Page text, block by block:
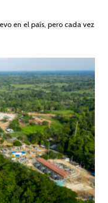
en el país, pero cada vez